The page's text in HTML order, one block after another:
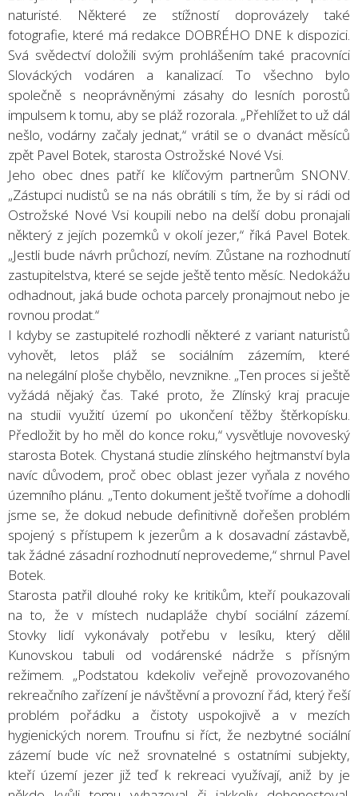
naturisté. Některé ze stížností doprovázely také
fotografie, které má redakce DOBRÉHO DNE k dispozici.
Svá svědectví doložili svým prohlášením také pracovníci
Slováckých vodáren a kanalizací. To všechno bylo
společně s neoprávněnými zásahy do lesních porostů
impulsem k tomu, aby se pláž rozorala. „Přehlížet to už dál
nešlo, vodárny začaly jednat,“ vrátil se o dvanáct měsíců
zpět Pavel Botek, starosta Ostrožské Nové Vsi.
Jeho obec dnes patří ke klíčovým partnerům SNONV.
„Zástupci nudistů se na nás obrátili s tím, že by si rádi od
Ostrožské Nové Vsi koupili nebo na delší dobu pronajali
některý z jejích pozemků v okolí jezer,“ říká Pavel Botek.
„Jestli bude návrh průchozí, nevím. Zůstane na rozhodnutí
zastupitelstva, které se sejde ještě tento měsíc. Nedokážu
odhadnout, jaká bude ochota parcely pronajmout nebo je
rovnou prodat.“
I kdyby se zastupitelé rozhodli některé z variant naturistů
vyhovět, letos pláž se sociálním zázemím, které
na nelegální ploše chybělo, nevznikne. „Ten proces si ještě
vyžádá nějaký čas. Také proto, že Zlínský kraj pracuje
na studii využití území po ukončení těžby štěrkopísku.
Předložit by ho měl do konce roku,“ vysvětluje novoveský
starosta Botek. Chystaná studie zlínského hejtmanství byla
navíc důvodem, proč obec oblast jezer vyňala z nového
územního plánu. „Tento dokument ještě tvoříme a dohodli
jsme se, že dokud nebude definitivně dořešen problém
spojený s přístupem k jezerům a k dosavadní zástavbě,
tak žádné zásadní rozhodnutí neprovedeme,“ shrnul Pavel
Botek.
Starosta patřil dlouhé roky ke kritikům, kteří poukazovali
na to, že v místech nudapláže chybí sociální zázemí.
Stovky lidí vykonávaly potřebu v lesíku, který dělil
Kunovskou tabuli od vodárenské nádrže s přísným
režimem. „Podstatou kdekoliv veřejně provozovaného
rekreačního zařízení je návštěvní a provozní řád, který řeší
problém pořádku a čistoty uspokojivě a v mezích
hygienických norem. Troufnu si říct, že nezbytné sociální
zázemí bude víc než srovnatelné s ostatními subjekty,
kteří území jezer již teď k rekreaci využívají, aniž by je